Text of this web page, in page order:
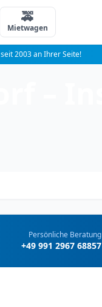
🚕
Mietwagen
seit 2003 an Ihrer Seite!
Persönliche Beratung
+49 991 2967 68857